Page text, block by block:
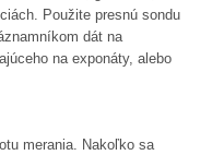
Použite presnú sondu
dát na
na exponáty, alebo
merania. Nakoľko sa